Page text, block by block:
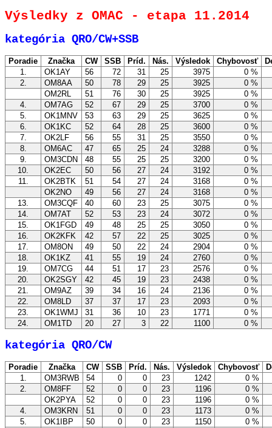
Výsledky z OMAC - etapa 11.2014
kategória QRO/CW+SSB
Poradie Značka CW SSB Príd. Nás. Výsledok Chybovosť
1.
OK1AY 56 72 31 25 3975
0 %
2.
OM8AA 50 78 29 25 3925
0 %
OM2RL
51 76 30 25 3925
0 %
4.
OM7AG 52 67 29 25 3700
0 %
5.
OK1MNV 53 63 29 25 3625
0 %
6.
OK1KC 52 64 28 25 3600
0 %
7.
OK2LF 56 55 31 25 3550
0 %
8.
OM6AC 47 65 25 24 3288
0 %
9.
OM3CDN 48 55 25 25 3200
0 %
10.
OK2EC 50 56 27 24 3192
0 %
11.
OK2BTK 51 54 27 24 3168
0 %
OK2NO
49 56 27 24 3168
0 %
13.
OM3CQF 40 60 23 25 3075
0 %
14.
OM7AT 52 53 23 24 3072
0 %
15.
OK1FGD 49 48 25 25 3050
0 %
16.
OK2KFK 42 57 22 25 3025
0 %
17.
OM8ON 49 50 22 24 2904
0 %
18.
OK1KZ 41 55 19 24 2760
0 %
19.
OM7CG 44 51 17 23 2576
0 %
20.
OK2SGY 42 45 19 23 2438
0 %
21.
OM9AZ 39 34 16 24 2136
0 %
22.
OM8LD 37 37 17 23 2093
0 %
23.
OK1WMJ 31 36 10 23 1771
0 %
24.
OM1TD 20 27 3 22 1100 0 %
kategória QRO/CW
Poradie Značka CW SSB Príd. Nás. Výsledok Chybovosť
1.
OM3RWB 54 0 0 23 1242
0 %
2.
OM8FF 52 0 0 23 1196
0 %
OK2PYA
52 0 0 23 1196
0 %
4.
OM3KRN 51 0 0 23 1173
0 %
5.
OK1IBP 50 0 0 23 1150
0 %